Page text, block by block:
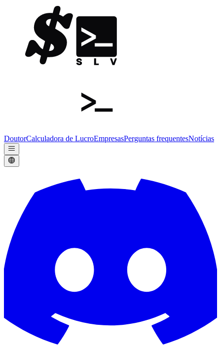
DoutorCalculadora de LucroEmpresasPerguntas frequentesNotícias